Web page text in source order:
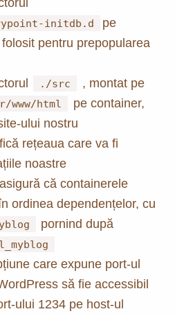
initdb.d
pe
pentru prepopularea
./src
, montat pe
www/html
pe container,
ului nostru
rețeaua care va fi
noastre
că containerele
ordinea dependențelor, cu
pornind după
care expune port-ul
să fie accessibil
ului 1234 pe host-ul